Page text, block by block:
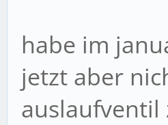
habe im
jetzt aber